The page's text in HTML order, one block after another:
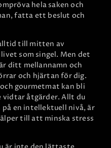
hela saken och
fatta ett beslut och
till mitten av
som singel. Men det
ditt mellannamn och
och hjärtan för dig.
gourmetmat kan bli
vidtar åtgärder. Allt du
en intellektuell nivå, är
till att minska stress